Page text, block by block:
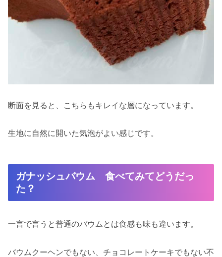
断面を見ると、こちらもキレイな層になっています。
生地に自然に開いた気泡がよい感じです。
ガナッシュバウム 食べてみてどうだっ
た？
一言で言うと普通のバウムとは食感も味も違います。
バウムクーヘンでもない、チョコレートケーキでもない不